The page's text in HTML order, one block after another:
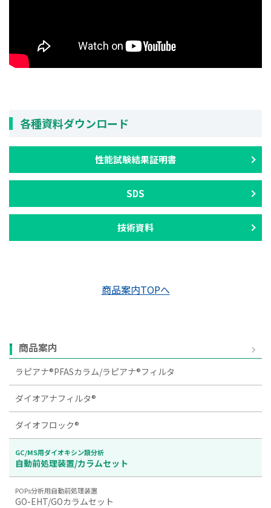
各種資料ダウンロード
性能試験結果証明書
SDS
技術資料
商品案内TOPへ
商品案内
ラピアナ®PFASカラム/ラピアナ®フィルタ
ダイオアナフィルタ®
ダイオフロック®
GC/MS用ダイオキシン類分析
自動前処理装置/カラムセット
POPs分析用自動前処理装置
GO-EHT/GOカラムセット